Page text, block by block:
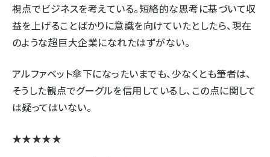
視点でビジネスを考えている。短絡的な思考に基づいて収
益を上げることばかりに意識を向けていたとしたら、現在
のような超巨大企業になれたはずがない。
アルファベット傘下になったいまでも、少なくとも筆者は、
そうした観点でグーグルを信用しているし、この点に関して
は疑ってはいない。
★★★★★